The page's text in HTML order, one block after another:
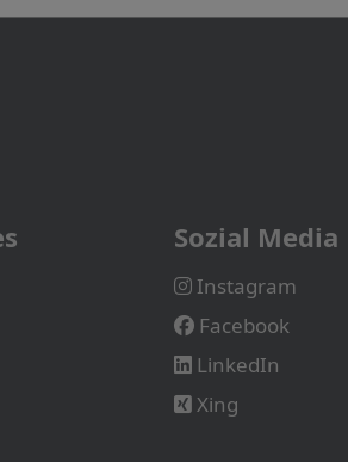
Sozial Media
Instagram
Facebook
LinkedIn
Xing